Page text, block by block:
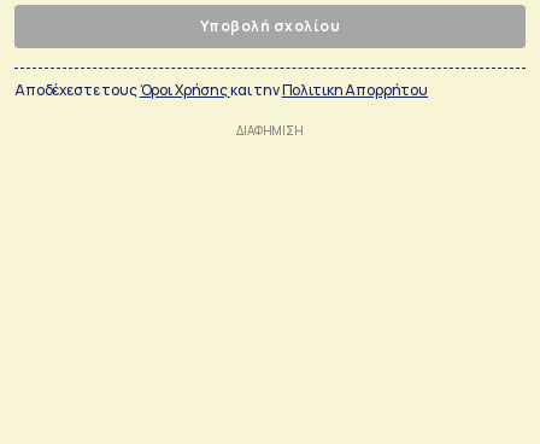
Υποβολή σχολίου
Αποδέχεστε τουςΌροι Χρήσηςκαι τηνΠολιτικη Απορρήτου